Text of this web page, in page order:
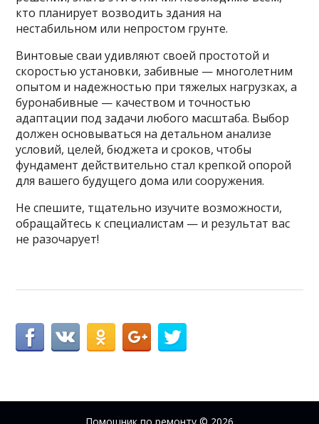
кто планирует возводить здания на
нестабильном или непростом грунте.
Винтовые сваи удивляют своей простотой и
скоростью установки, забивные — многолетним
опытом и надежностью при тяжелых нагрузках, а
буронабивные — качеством и точностью
адаптации под задачи любого масштаба. Выбор
должен основываться на детальном анализе
условий, целей, бюджета и сроков, чтобы
фундамент действительно стал крепкой опорой
для вашего будущего дома или сооружения.
Не спешите, тщательно изучите возможности,
обращайтесь к специалистам — и результат вас
не разочарует!
Помощник по ремонту © 2026